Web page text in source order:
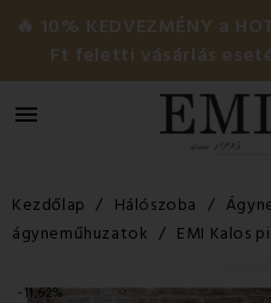
🔥 10% KEDVEZMÉNY a
Ft feletti vásárlás

Kezdőlap Hálószoba
ágyneműhuzatok
EMI Kalos
-11,62%